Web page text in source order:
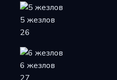
5 жезлов
26
6 жезлов